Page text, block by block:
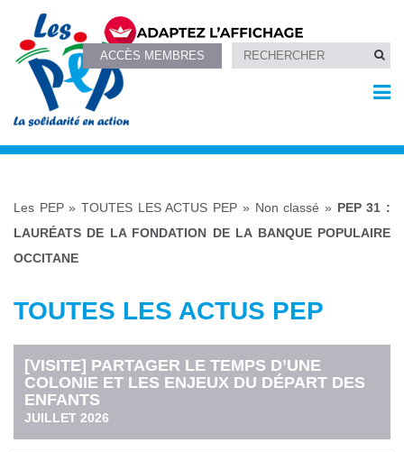
ACCÈS MEMBRES
Les PEP»TOUTES LES ACTUS PEP » Non classé » PEP 31 :
LAURÉATS DE LA FONDATION DE LA BANQUE POPULAIRE
OCCITANE
TOUTES LES ACTUS PEP
[VISITE] PARTAGER LE TEMPS D’UNE
COLONIE ET LES ENJEUX DU DÉPART DES
ENFANTS
JUILLET 2026